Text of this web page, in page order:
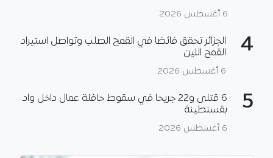
6 أغسطس 2026
4
الجزائر تحقق فائضا في القمح الصلب وتواصل استيراد
القمح اللين
6 أغسطس 2026
5
6 قتلى و22 جريحا في سقوط حافلة عمال داخل واد
بقسنطينة
6 أغسطس 2026